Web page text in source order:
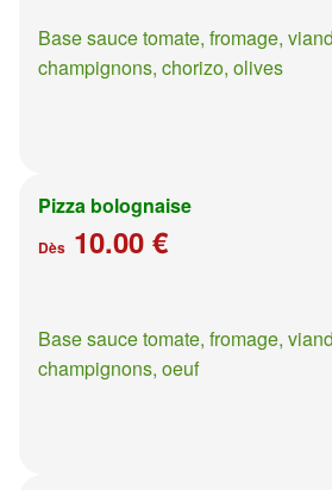
Base sauce tomate, fromage,
champignons, chorizo, olives
Pizza bolognaise
Dès 10.00 €
Base sauce tomate, fromage,
champignons, oeuf